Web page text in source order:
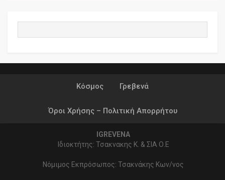
Κόσμος Γρεβενά
Όροι Χρήσης – Πολιτική Απορρήτου
IGREVENA
Ιδιοκτήτης: Τσακνακης Κ. & ΣΙΑ Ο.Ε
Νόμιμος Εκπρόσωπος: Τσακνάκης Κων/νος